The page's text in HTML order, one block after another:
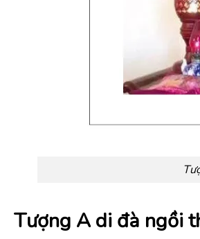
Tượng A di đà ngồi